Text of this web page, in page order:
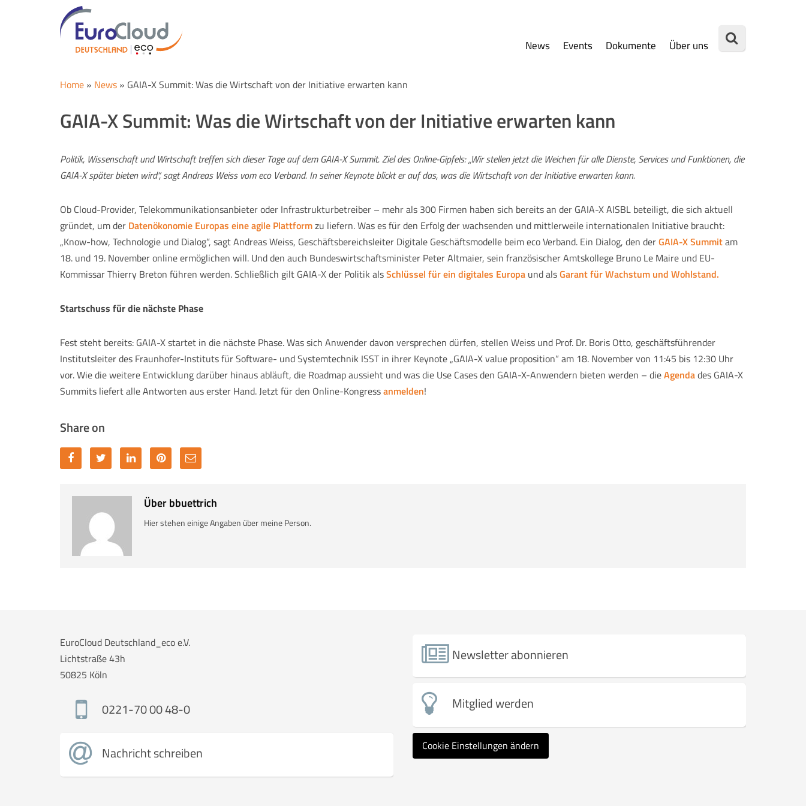
News Events Dokumente Über uns
Home » News » GAIA-X Summit: Was die Wirtschaft von der Initiative erwarten kann
GAIA-X Summit: Was die Wirtschaft von der Initiative erwarten kann
Politik, Wissenschaft und Wirtschaft treffen sich dieser Tage auf dem GAIA-X Summit. Ziel des Online-Gipfels: „Wir stellen jetzt die Weichen für alle Dienste, Services und Funktionen, die
GAIA-X später bieten wird“, sagt Andreas Weiss vom eco Verband. In seiner Keynote blickt er auf das, was die Wirtschaft von der Initiative erwarten kann.
Ob Cloud-Provider, Telekommunikationsanbieter oder Infrastrukturbetreiber – mehr als 300 Firmen haben sich bereits an der GAIA-X AISBL beteiligt, die sich aktuell
gründet, um der Datenökonomie Europas eine agile Plattformzu liefern. Was es für den Erfolg der wachsenden und mittlerweile internationalen Initiative braucht:
„Know-how, Technologie und Dialog“, sagt Andreas Weiss, Geschäftsbereichsleiter Digitale Geschäftsmodelle beim eco Verband. Ein Dialog, den derGAIA-X Summitam
18. und 19. November online ermöglichen will. Und den auch Bundeswirtschaftsminister Peter Altmaier, sein französischer Amtskollege Bruno Le Maire und EU-
Kommissar Thierry Breton führen werden. Schließlich gilt GAIA-X der Politik alsSchlüssel für ein digitales Europa und alsGarant für Wachstum und Wohlstand.
Startschuss für die nächste Phase
Fest steht bereits: GAIA-X startet in die nächste Phase. Was sich Anwender davon versprechen dürfen, stellen Weiss und Prof. Dr. Boris Otto, geschäftsführender
Institutsleiter des Fraunhofer-Instituts für Software- und Systemtechnik ISST in ihrer Keynote „GAIA-X value proposition“ am 18. November von 11:45 bis 12:30 Uhr
vor. Wie die weitere Entwicklung darüber hinaus abläuft, die Roadmap aussieht und was die Use Cases den GAIA-X-Anwendern bieten werden – dieAgendades GAIA-X
Summits liefert alle Antworten aus erster Hand. Jetzt für den Online-Kongressanmelden!
Share on
Über bbuettrich
Hier stehen einige Angaben über meine Person.
EuroCloud Deutschland_eco e.V.
Lichtstraße 43h
50825 Köln
0221-70 00 48-0
Nachricht schreiben
Newsletter abonnieren
Mitglied werden
Cookie Einstellungen ändern